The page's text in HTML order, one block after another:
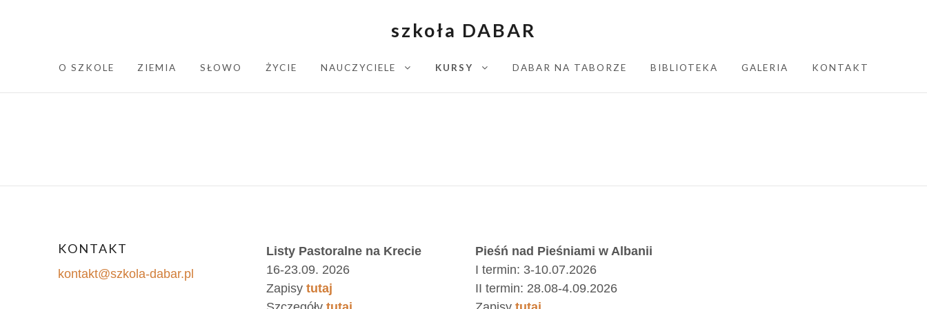
szkoła DABAR
O SZKOLE ZIEMIA SŁOWO ŻYCIE NAUCZYCIELE EXPAND CHILD MENU
KURSY EXPAND CHILD MENU
DABAR NA TABORZE BIBLIOTEKA GALERIA KONTAKT
navigation
KONTAKT
kontakt@szkola-dabar.pl
Listy Pastoralne na Krecie
16-23.09. 2026
Zapisytutaj
Pieśń nad Pieśniami w Albanii
I termin: 3-10.07.2026
II termin: 28.08-4.09.2026